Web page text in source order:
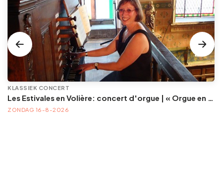
KLASSIEK CONCERT
Les Estivales en Volière: concert d'orgue | « Orgue en Volière » , les 3e dimanches du mois (été) audition d’orgue (accès libre)
ZONDAG 16-8-2026